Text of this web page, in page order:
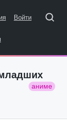
Войти
аниме